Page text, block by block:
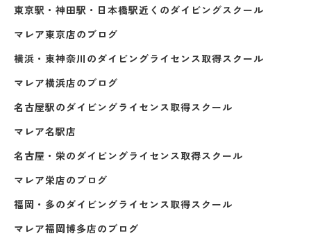
東京駅・神田駅・日本橋駅近くのダイビングスクール
マレア東京店のブログ
横浜・東神奈川のダイビングライセンス取得スクール
マレア横浜店のブログ
名古屋駅のダイビングライセンス取得スクール
マレア名駅店
名古屋・栄のダイビングライセンス取得スクール
マレア栄店のブログ
福岡・多のダイビングライセンス取得スクール
マレア福岡博多店のブログ